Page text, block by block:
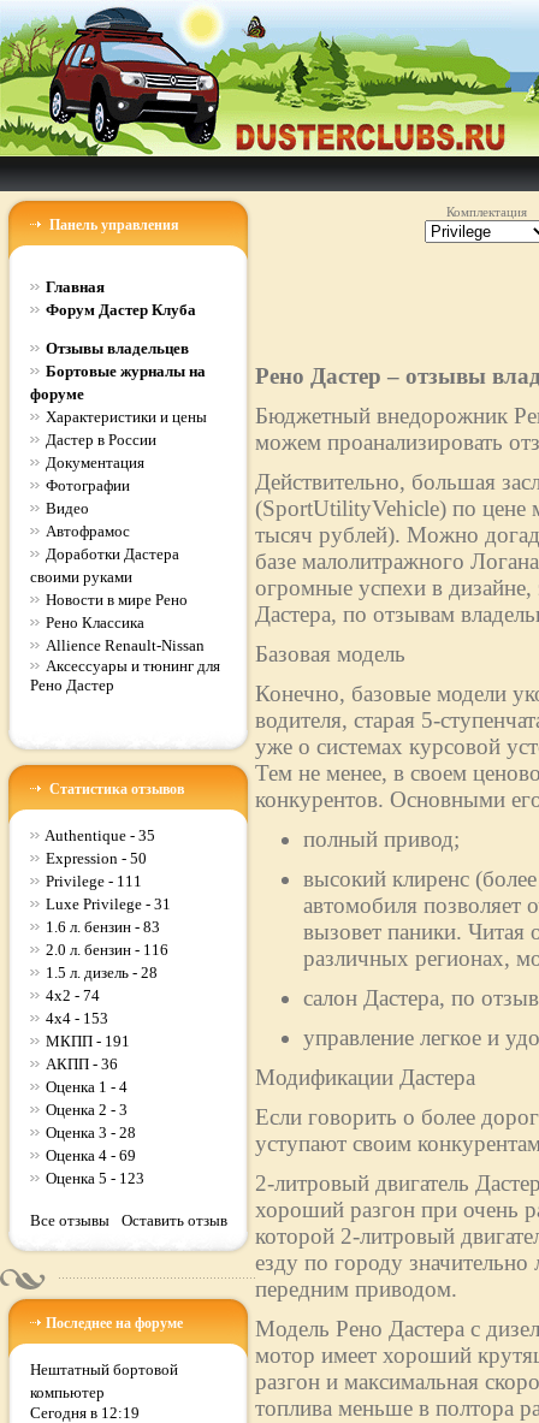
Панель управления
Главная
Форум Дастер Клуба
Отзывы владельцев
Бортовые журналы на
форуме
Характеристики и цены
Дастер в России
Документация
Фотографии
Видео
Автофрамос
Доработки Дастера
своими руками
Новости в мире Рено
Рено Классика
Allience Renault-Nissan
Аксессуары и тюнинг для
Рено Дастер
Статистика отзывов
Authentique - 35
Expression - 50
Privilege - 111
Luxe Privilege - 31
1.6 л. бензин - 83
2.0 л. бензин - 116
1.5 л. дизель - 28
4x2 - 74
4x4 - 153
МКПП - 191
АКПП - 36
Оценка 1 - 4
Оценка 2 - 3
Оценка 3 - 28
Оценка 4 - 69
Оценка 5 - 123
Все отзывы Оставить отзыв
Последнее на форуме
Нештатный бортовой
компьютер
Сегодня в 12:19
Комплектация
Рено Дастер – отзывы
Бюджетный внедорожник
можем проанализировать
Действительно, большая
(SportUtilityVehicle) по цене
тысяч рублей). Можно
базе малолитражного
огромные успехи в
Дастера, по отзывам
Базовая модель
Конечно, базовые модели
водителя, старая 5-
уже о системах курсовой
Тем не менее, в своем
конкурентов. Основными
полный привод;
высокий клиренс
автомобиля позволяет
вызовет паники. Читая
различных регионах,
салон Дастера, по
управление легкое и
Модификации Дастера
Если говорить о более
уступают своим
2-литровый двигатель
хороший разгон при очень
которой 2-литровый
езду по городу
передним приводом.
Модель Рено Дастера с
мотор имеет хороший
разгон и максимальная
топлива меньше в полтора